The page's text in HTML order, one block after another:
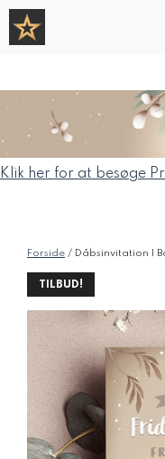
Hop
indhold
Klik her for at besøge
Forside / Dåbsinvitation |
TILBUD!